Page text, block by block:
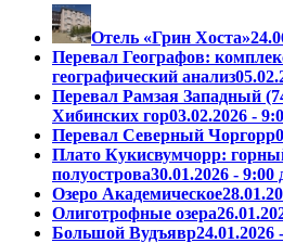
Отель «Грин Хоста»
Перевал Географов:
географический анализ
Перевал Рамзая Западный
Хибинских гор03.02.2026 -
Перевал Северный Чоргорр
Плато Кукисвумчорр:
полуострова30.01.2026 - 9:00
Озеро Академическое
Олиготрофные озера
Большой Вудъявр24.01.2026